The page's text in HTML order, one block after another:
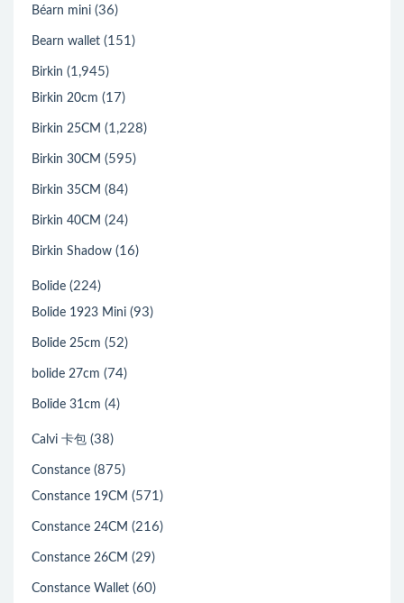
Béarn mini (36)
Bearn wallet (151)
Birkin (1,945)
Birkin 20cm (17)
Birkin 25CM (1,228)
Birkin 30CM (595)
Birkin 35CM (84)
Birkin 40CM (24)
Birkin Shadow (16)
Bolide (224)
Bolide 1923 Mini (93)
Bolide 25cm (52)
bolide 27cm (74)
Bolide 31cm (4)
Calvi 卡包 (38)
Constance (875)
Constance 19CM (571)
Constance 24CM (216)
Constance 26CM (29)
Constance Wallet (60)